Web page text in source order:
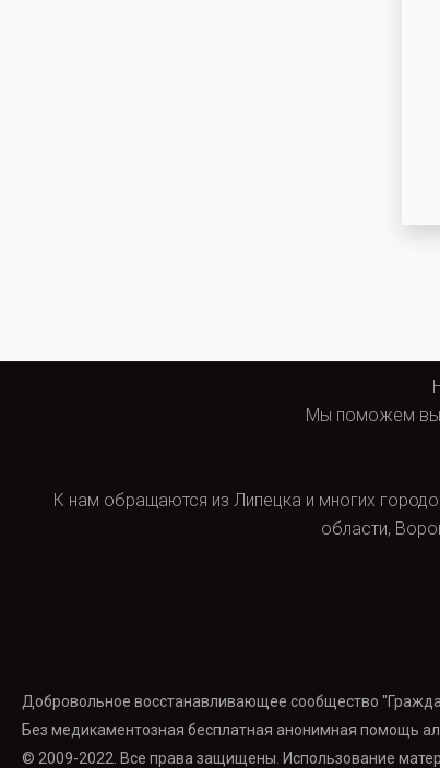
Мы поможем
К нам обращаются из Липецка и многих
области,
Добровольное восстанавливающее сообщество
Без медикаментозная бесплатная анонимная помощь
© 2009-2022. Все права защищены. Использование